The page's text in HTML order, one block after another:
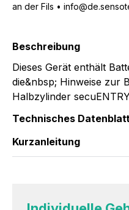
an der Fils •
Beschreibung
Dieses Gerät enthält
die&nbsp; Hinweise zur
Halbzylinder
Technisches Datenblatt
Kurzanleitung